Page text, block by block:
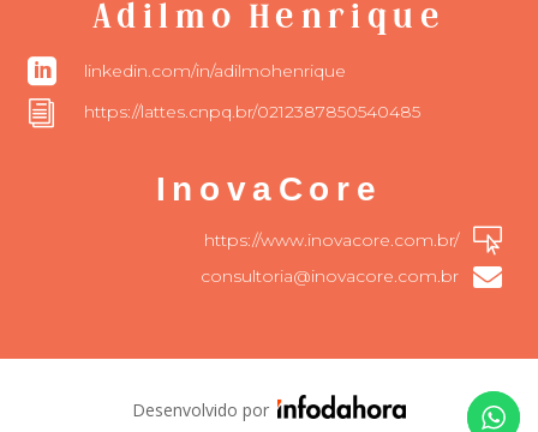
Adilmo Henrique
 linkedin.com/in/adilmohenrique
i https://lattes.cnpq.br/0212387850540485
InovaCore

https://www.inovacore.com.br/

consultoria@inovacore.com.br
Desenvolvido por